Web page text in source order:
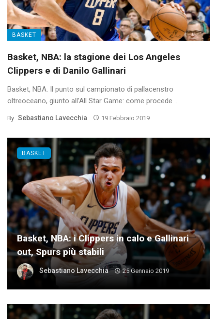
BASKET
Basket, NBA: la stagione dei Los Angeles
Clippers e di Danilo Gallinari
Basket, NBA. Il punto sul campionato di pallacenstro
oltreoceano, giunto all’All Star Game: come procede ...
By Sebastiano Lavecchia 19 Febbraio 2019
Basket, NBA: i Clippers in calo e Gallinari
out, Spurs più stabili
Sebastiano Lavecchia 25 Gennaio 2019
BASKET